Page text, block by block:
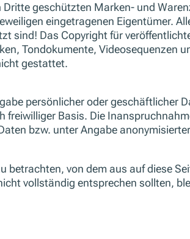
geschützten Marken- und
eingetragenen Eigentümer.
sind! Das Copyright für
Tondokumente, Videosequenzen
gestattet.
persönlicher oder geschäftlicher
Basis. Die
bzw. unter Angabe
von dem aus auf diese
vollständig entsprechen sollten,